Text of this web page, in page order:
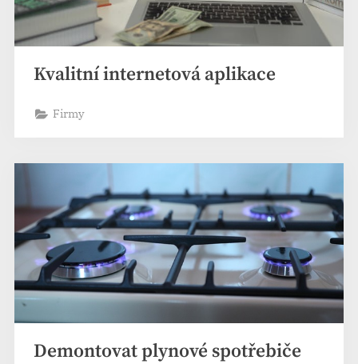
Kvalitní internetová aplikace
Firmy
Demontovat plynové spotřebiče